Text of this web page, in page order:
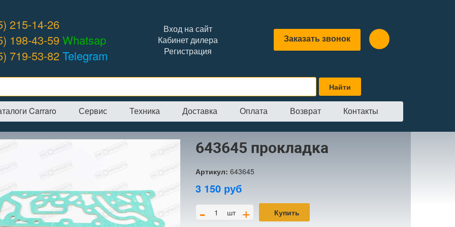
215-14-26
198-43-59Whatsap
719-53-82Telegram
Вход на сайт
Кабинет дилера
Регистрация
Заказать звонок
Carraro Сервис Техника Доставка Оплата Возврат Контакты
→Интернет-магазин →CARRARO Прокладки 643645 прокладка
643645 прокладка
Артикул: 643645
3 150 руб
- шт + Купить